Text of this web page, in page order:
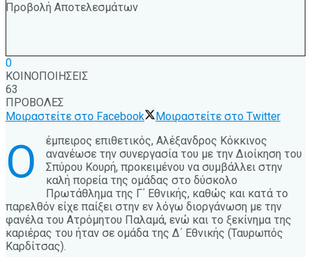
Προβολή Αποτελεσμάτων
0
ΚΟΙΝΟΠΟΙΗΣΕΙΣ
63
ΠΡΟΒΟΛΕΣ
Μοιραστείτε στο Facebook
Μοιραστείτε στο Twitter
Ο
έμπειρος επιθετικός, Αλέξανδρος Κόκκινος
ανανέωσε την συνεργασία του με την Διοίκηση του
Σπύρου Κουρή, προκειμένου να συμβάλλει στην
καλή πορεία της ομάδας στο δύσκολο
Πρωτάθλημα της Γ΄ Εθνικής, καθώς και κατά το
παρελθόν είχε παίξει στην εν λόγω διοργάνωση με την
φανέλα του Ατρόμητου Παλαμά, ενώ και το ξεκίνημα της
καριέρας του ήταν σε ομάδα της Δ΄ Εθνικής (Ταυρωπός
Καρδίτσας).